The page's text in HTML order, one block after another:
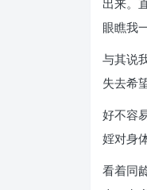
出来。
眼瞧我
与其说
失去希望
好不容
婬对身
看着同